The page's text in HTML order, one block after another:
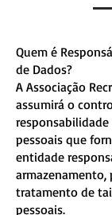
Quem é
de Dados?
A Associação
assumirá o
pessoais que
entidade
armazenamento,
tratamento de
pessoais.